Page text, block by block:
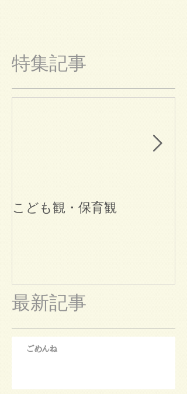
特集記事
こども観・保育観
最新記事
ごめんね